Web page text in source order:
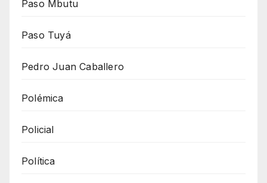
Paso Mbutu
Paso Tuyá
Pedro Juan Caballero
Polémica
Policial
Política